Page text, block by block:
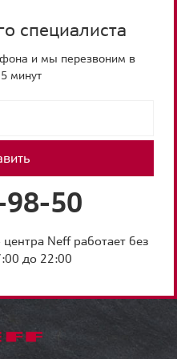
специалиста
и мы перезвоним в
минут
98-50
Neff работает без
до 22:00